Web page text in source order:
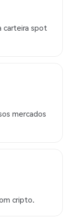
carteira spot
mercados
cripto.